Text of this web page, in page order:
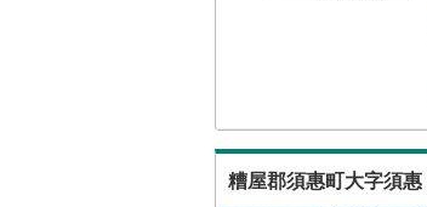
糟屋郡須惠町大字須惠